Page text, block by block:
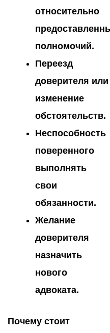
относительно
полномочий.
Переезд
доверителя или
изменение
обстоятельств.
Неспособность
поверенного
выполнять
свои
обязанности.
Желание
доверителя
назначить
нового
адвоката.
Почему стоит